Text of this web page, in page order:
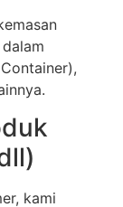
kami